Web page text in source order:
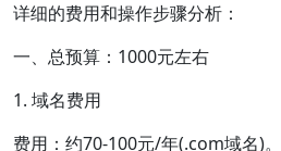
详细的费用和操作步骤分析：
一、总预算：1000元左右
1. 域名费用
费用：约70-100元/年(.com域名)。